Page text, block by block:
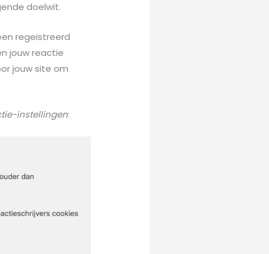
doelwit.
regeistreerd
jouw reactie
jouw site om
instellingen: